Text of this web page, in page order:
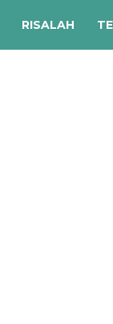
RISALAH